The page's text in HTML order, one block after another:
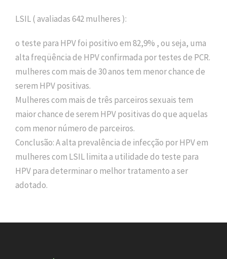
LSIL ( avaliadas 642 mulheres ):
o teste para HPV foi positivo em 82,9% , ou seja, uma
alta freqüência de HPV confirmada por testes de PCR.
mulheres com mais de 30 anos tem menor chance de
serem HPV positivas.
Mulheres com mais de três parceiros sexuais tem
maior chance de serem HPV positivas do que aquelas
com menor número de parceiros.
Conclusão: A alta prevalência de infecção por HPV em
mulheres com LSIL limita a utilidade do teste para
HPV para determinar o melhor tratamento a ser
adotado.